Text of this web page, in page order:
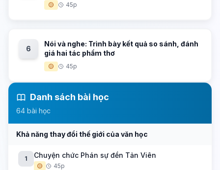
🟡 45p
6
Nói và nghe: Trình bày kết quả so sánh, đánh
giá hai tác phẩm thơ
🟡 45p
Danh sách bài học
64 bài học
Khả năng thay đổi thế giới của văn học
1 Chuyện chức Phán sự đền Tản Viên
🟡 45p